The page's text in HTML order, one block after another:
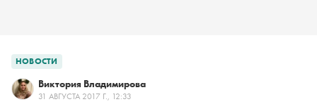
НОВОСТИ
Виктория Владимирова
31 АВГУСТА 2017 Г., 12:33